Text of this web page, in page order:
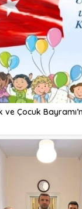
ve Çocuk